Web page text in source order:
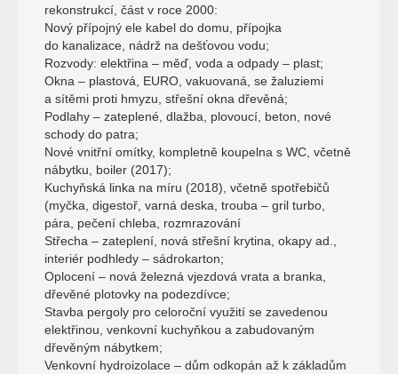
rekonstrukcí, část v roce 2000:
Nový přípojný ele kabel do domu, přípojka
do kanalizace, nádrž na dešťovou vodu;
Rozvody: elektřina – měď, voda a odpady – plast;
Okna – plastová, EURO, vakuovaná, se žaluziemi
a sítěmi proti hmyzu, střešní okna dřevěná;
Podlahy – zateplené, dlažba, plovoucí, beton, nové
schody do patra;
Nové vnitřní omítky, kompletně koupelna s WC, včetně
nábytku, boiler (2017);
Kuchyňská linka na míru (2018), včetně spotřebičů
(myčka, digestoř, varná deska, trouba – gril turbo,
pára, pečení chleba, rozmrazování
Střecha – zateplení, nová střešní krytina, okapy ad.,
interiér podhledy – sádrokarton;
Oplocení – nová železná vjezdová vrata a branka,
dřevěné plotovky na podezdívce;
Stavba pergoly pro celoroční využití se zavedenou
elektřinou, venkovní kuchyňkou a zabudovaným
dřevěným nábytkem;
Venkovní hydroizolace – dům odkopán až k základům